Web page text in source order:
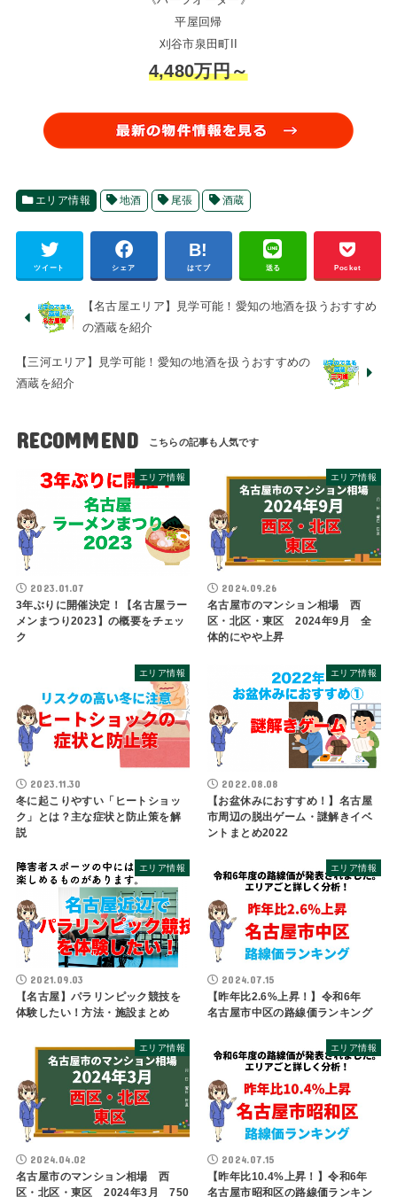
平屋回帰
刈谷市泉田町II
4,480万円～
エリア情報 地酒 尾張 酒蔵
ツイート シェア はてブ 送る Pocket
【名古屋エリア】見学可能！愛知の地酒を扱うおすすめ
の酒蔵を紹介
【三河エリア】見学可能！愛知の地酒を扱うおすすめの
酒蔵を紹介
RECOMMEND
エリア情報
2023.01.07
3年ぶりに開催決定！【名古屋ラー
メンまつり2023】の概要をチェッ
ク
エリア情報
2024.09.26
名古屋市のマンション相場 西
区・北区・東区 2024年9月 全
体的にやや上昇
エリア情報
2023.11.30
冬に起こりやすい「ヒートショッ
ク」とは？主な症状と防止策を解
説
エリア情報
2022.08.08
【お盆休みにおすすめ！】名古屋
市周辺の脱出ゲーム・謎解きイベ
ントまとめ2022
エリア情報
2021.09.03
【名古屋】パラリンピック競技を
体験したい！方法・施設まとめ
エリア情報
2024.07.15
【昨年比2.6%上昇！】令和6年
名古屋市中区の路線価ランキング
エリア情報
2024.04.02
名古屋市のマンション相場 西
区・北区・東区 2024年3月 750
エリア情報
2024.07.15
【昨年比10.4%上昇！】令和6年
名古屋市昭和区の路線価ランキン